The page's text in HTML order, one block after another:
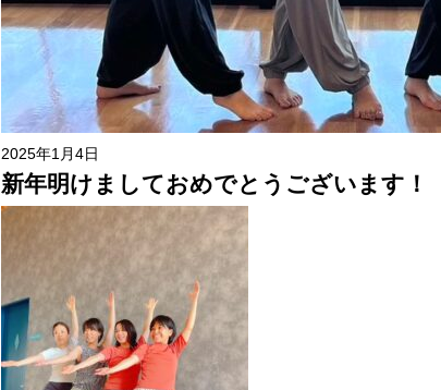
2025年1月4日
新年明けましておめでとうございます！